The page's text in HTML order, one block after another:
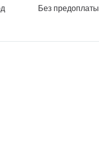
Без предоплаты